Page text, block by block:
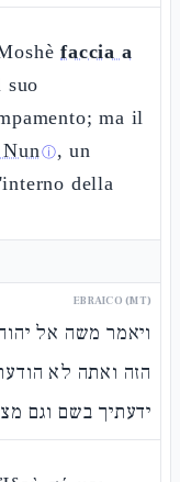
faccia a
suo
ma il
ⓘ, un
della
EBRAICO (MT)
ויאמר משה אל
הזה ואתה לא
ידעתיך בשם וגם